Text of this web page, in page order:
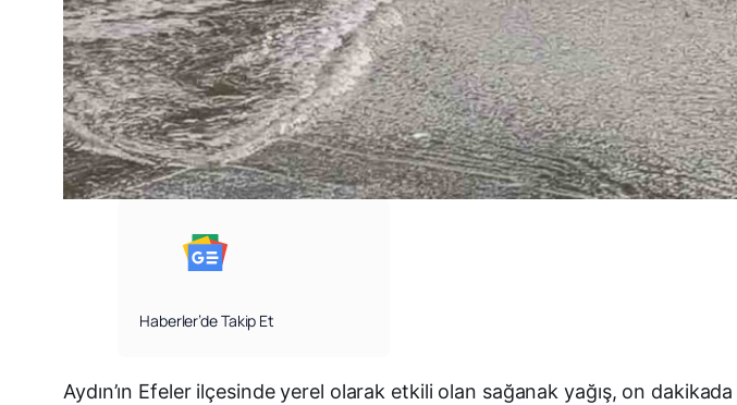
Haberler’de Takip Et
Aydın’ın Efeler ilçesinde yerel olarak etkili olan sağanak yağış, on